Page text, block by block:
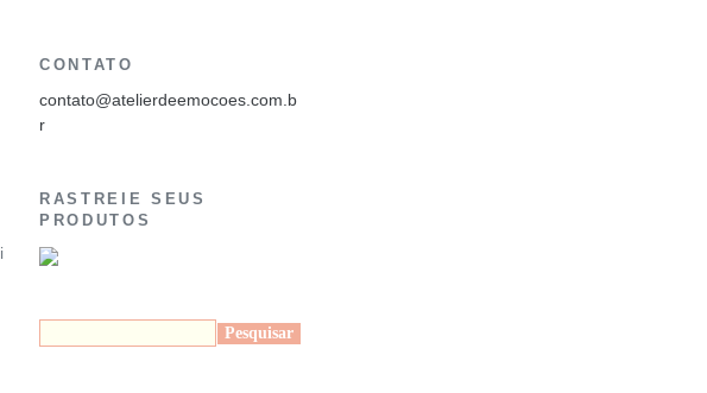
CONTATO
contato@atelierdeemocoes.com.b
r
RASTREIE SEUS
PRODUTOS